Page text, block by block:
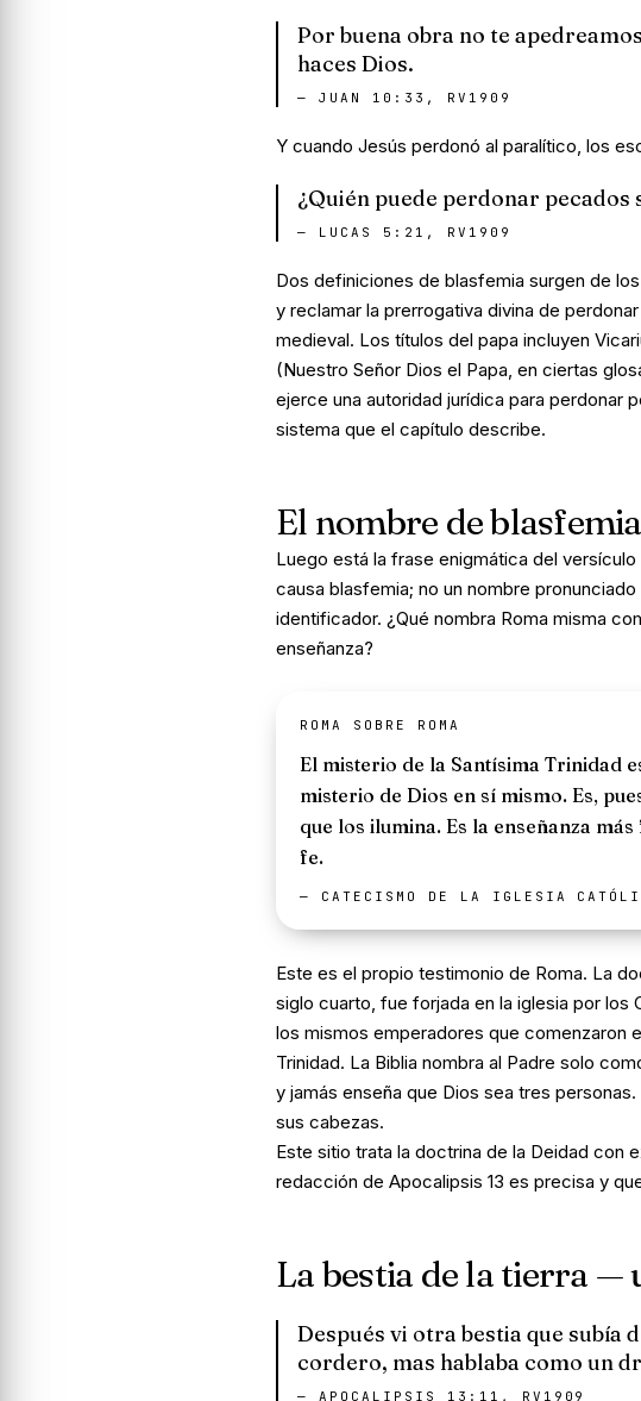
Por buena obra no te
haces Dios.
— JUAN 10:33, RV1909
Y cuando Jesús perdonó al paralítico, los
¿Quién puede perdonar pecados
— LUCAS 5:21, RV1909
Dos definiciones de blasfemia surgen de
y reclamar la prerrogativa divina de
medieval. Los títulos del papa incluyen
(Nuestro Señor Dios el Papa, en ciertas
ejerce una autoridad jurídica para perdonar
sistema que el capítulo describe.
El nombre de blasfemia
Luego está la frase enigmática del versículo
causa blasfemia; no un nombre
identificador. ¿Qué nombra Roma misma
enseñanza?
ROMA SOBRE ROMA
El misterio de la Santísima Trinidad
misterio de Dios en sí mismo. Es,
que los ilumina. Es la enseñanza
fe.
— CATECISMO DE LA IGLESIA
Este es el propio testimonio de Roma. La
siglo cuarto, fue forjada en la iglesia por los
los mismos emperadores que comenzaron
Trinidad. La Biblia nombra al Padre solo
y jamás enseña que Dios sea tres
sus cabezas.
Este sitio trata la doctrina de la Deidad con
redacción de Apocalipsis 13 es precisa y
La bestia de la tierra —
Después vi otra bestia que subía
cordero, mas hablaba como un
— APOCALIPSIS 13:11, RV1909